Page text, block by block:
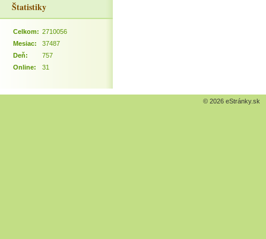
Štatistiky
Online: 31
Celkom: 2710056
Mesiac:
37487
Deň:
757
© 2026 eStránky.sk